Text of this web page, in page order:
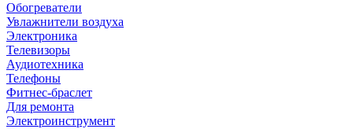
Обогреватели
Увлажнители воздуха
Электроника
Телевизоры
Аудиотехника
Телефоны
Фитнес-браслет
Для ремонта
Электроинструмент